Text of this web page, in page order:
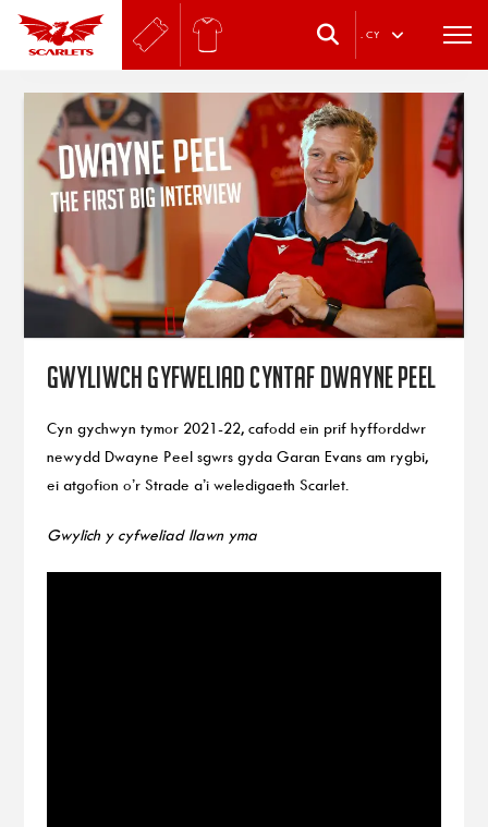
. CY
Gwyliwch gyfweliad cyntaf Dwayne Peel
Cyn gychwyn tymor 2021-22, cafodd ein prif hyfforddwr
newydd Dwayne Peel sgwrs gyda Garan Evans am rygbi,
ei atgofion o’r Strade a’i weledigaeth Scarlet.
Gwylich y cyfweliad llawn yma